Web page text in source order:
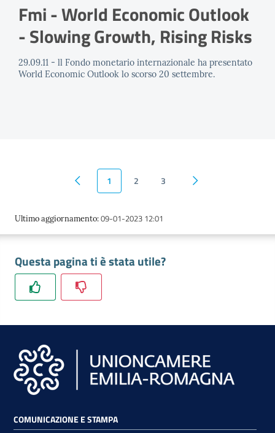
Fmi - World Economic Outlook
- Slowing Growth, Rising Risks
29.09.11 - ll Fondo monetario internazionale ha presentato
World Economic Outlook lo scorso 20 settembre.
Pagina precedente
1 2 3 Pagina successiva
Ultimo aggiornamento:09-01-2023 12:01
Questa pagina ti è stata utile?
COMUNICAZIONE E STAMPA